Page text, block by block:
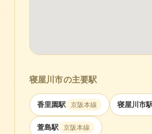
寝屋川市の主要駅
香里園駅 京阪本線 寝屋川市
萱島駅 京阪本線